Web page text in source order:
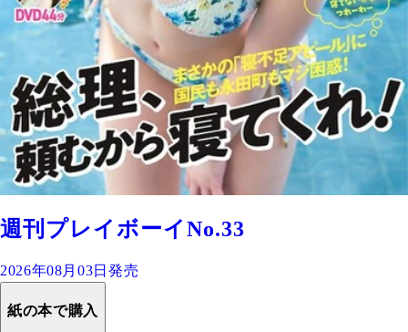
週刊プレイボーイNo.33
2026年08月03日発売
紙の本で購入